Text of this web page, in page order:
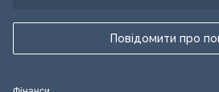
Повідомити про